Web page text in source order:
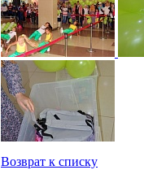
Возврат к списку